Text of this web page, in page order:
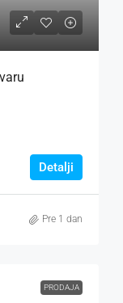
Detalji
Pre 1 dan
PRODAJA